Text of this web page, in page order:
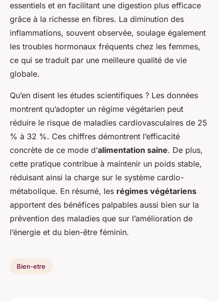
essentiels et en facilitant une digestion plus efficace
grâce à la richesse en fibres. La diminution des
inflammations, souvent observée, soulage également
les troubles hormonaux fréquents chez les femmes,
ce qui se traduit par une meilleure qualité de vie
globale.
Qu’en disent les études scientifiques ? Les données
montrent qu’adopter un régime végétarien peut
réduire le risque de maladies cardiovasculaires de 25
% à 32 %. Ces chiffres démontrent l’efficacité
concrète de ce mode d’alimentation saine. De plus,
cette pratique contribue à maintenir un poids stable,
réduisant ainsi la charge sur le système cardio-
métabolique. En résumé, les régimes végétariens
apportent des bénéfices palpables aussi bien sur la
prévention des maladies que sur l’amélioration de
l’énergie et du bien-être féminin.
Bien-etre